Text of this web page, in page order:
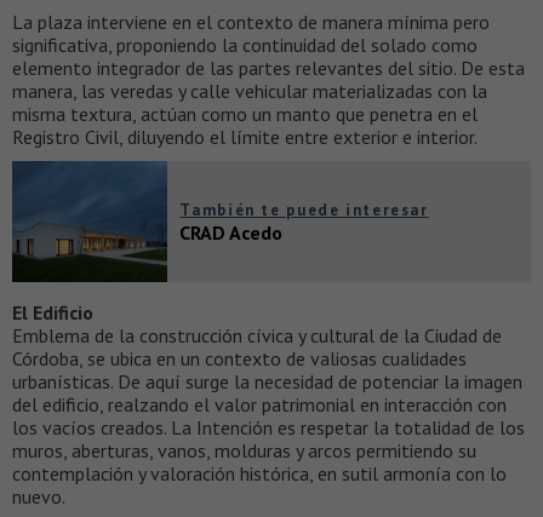
La plaza interviene en el contexto de manera mínima pero
significativa, proponiendo la continuidad del solado como
elemento integrador de las partes relevantes del sitio. De esta
manera, las veredas y calle vehicular materializadas con la
misma textura, actúan como un manto que penetra en el
Registro Civil, diluyendo el límite entre exterior e interior.
También te puede interesar
CRAD Acedo
El Edificio
Emblema de la construcción cívica y cultural de la Ciudad de
Córdoba, se ubica en un contexto de valiosas cualidades
urbanísticas. De aquí surge la necesidad de potenciar la imagen
del edificio, realzando el valor patrimonial en interacción con
los vacíos creados. La Intención es respetar la totalidad de los
muros, aberturas, vanos, molduras y arcos permitiendo su
contemplación y valoración histórica, en sutil armonía con lo
nuevo.